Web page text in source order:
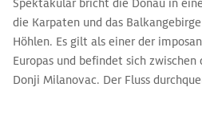
Spektakulär bricht die Donau in
die Karpaten und das
Höhlen. Es gilt als einer der
Europas und befindet sich zwischen
Donji Milanovac. Der Fluss